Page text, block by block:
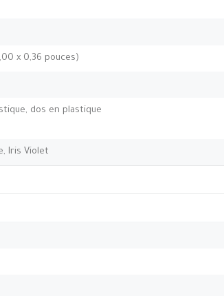
x 0,36 pouces)
dos en plastique
Iris Violet